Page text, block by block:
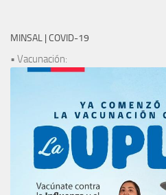
MINSAL | COVID-19
• Vacunación: